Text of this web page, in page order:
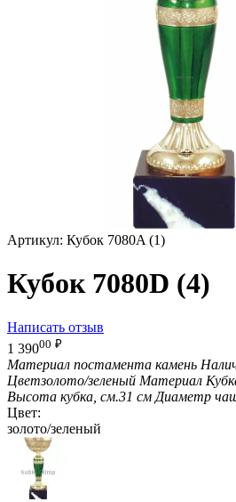
Артикул: Кубок 7080A (1)
Кубок 7080D (4)
Написать отзыв
1 39000 ₽
Материал постамента камень
Цветзолото/зеленый Материал
Высота кубка, см.31 см Диаметр
Цвет:
золото/зеленый